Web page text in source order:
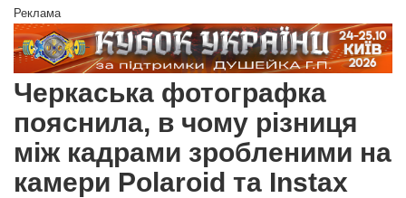
Реклама
Черкаська фотографка
пояснила, в чому різниця
між кадрами зробленими на
камери Polaroid та Instax